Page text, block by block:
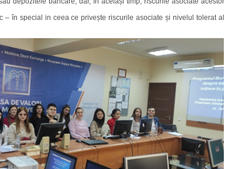
– în special in ceea ce privește riscurile asociate și nivelul tolerat al